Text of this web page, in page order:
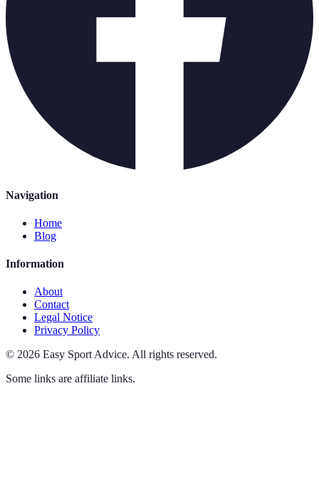
Navigation
Home
Blog
Information
About
Contact
Legal Notice
Privacy Policy
© 2026 Easy Sport Advice. All rights reserved.
Some links are affiliate links.